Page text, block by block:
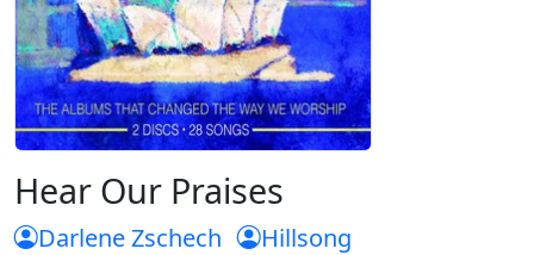
Hear Our Praises
Darlene Zschech
Hillsong